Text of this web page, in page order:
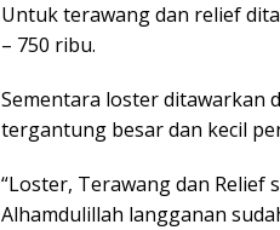
Untuk terawang dan relief
– 750 ribu.
Sementara loster ditawarkan
tergantung besar dan kecil
“Loster, Terawang dan Relief
Alhamdulillah langganan